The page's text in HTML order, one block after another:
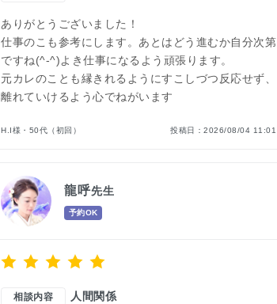
ありがとうございました！
仕事のこも参考にします。あとはどう進むか自分次第
ですね(^-^)よき仕事になるよう頑張ります。
元カレのことも縁きれるようにすこしづつ反応せず、
離れていけるよう心でねがいます
H.I様・50代（初回） 投稿日： 2026/08/04 11:01
龍呼先生
予約OK
相談内容 人間関係